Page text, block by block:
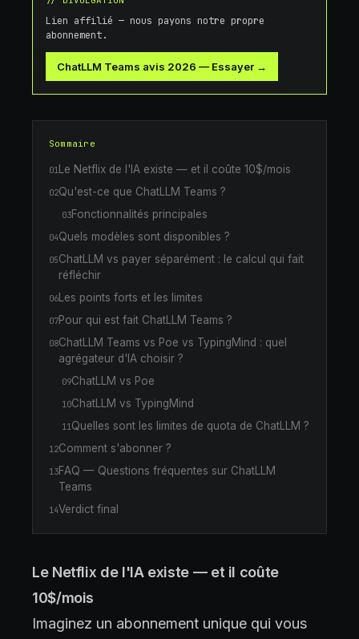
Lien affilié — nous payons notre propre
abonnement.
ChatLLM Teams avis 2026 — Essayer →
Sommaire
01 Le Netflix de l'IA existe — et il coûte 10$/mois
02Qu'est-ce que ChatLLM Teams ?
03Fonctionnalités principales
04Quels modèles sont disponibles ?
05ChatLLM vs payer séparément : le calcul qui fait
réfléchir
06 Les points forts et les limites
07Pour qui est fait ChatLLM Teams ?
08ChatLLM Teams vs Poe vs TypingMind : quel
agrégateur d'IA choisir ?
09ChatLLM vs Poe
10ChatLLM vs TypingMind
11Quelles sont les limites de quota de ChatLLM ?
12Comment s'abonner ?
13FAQ — Questions fréquentes sur ChatLLM
Teams
14Verdict final
Le Netflix de l'IA existe — et il coûte
10$/mois
Imaginez un abonnement unique qui vous